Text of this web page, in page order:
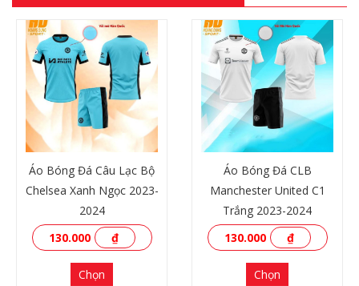
Áo Bóng Đá Câu Lạc Bộ
Chelsea Xanh Ngọc 2023-
2024
130.000
₫
Chọn
Áo Bóng Đá CLB
Manchester United C1
Trắng 2023-2024
130.000
₫
Chọn